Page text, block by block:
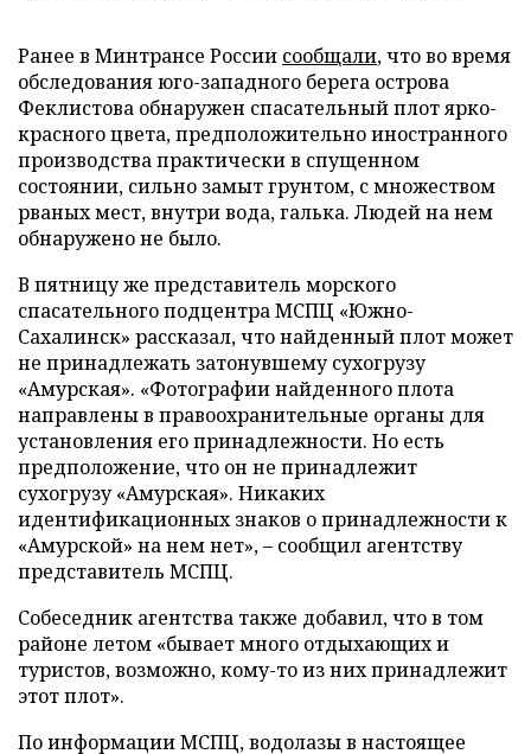
Ранее в Минтрансе России сообщали, что во время
обследования юго-западного берега острова
Феклистова обнаружен спасательный плот ярко-
красного цвета, предположительно иностранного
производства практически в спущенном
состоянии, сильно замыт грунтом, с множеством
рваных мест, внутри вода, галька. Людей на нем
обнаружено не было.
В пятницу же представитель морского
спасательного подцентра МСПЦ «Южно-
Сахалинск» рассказал, что найденный плот может
не принадлежать затонувшему сухогрузу
«Амурская». «Фотографии найденного плота
направлены в правоохранительные органы для
установления его принадлежности. Но есть
предположение, что он не принадлежит
сухогрузу «Амурская». Никаких
идентификационных знаков о принадлежности к
«Амурской» на нем нет», – сообщил агентству
представитель МСПЦ.
Собеседник агентства также добавил, что в том
районе летом «бывает много отдыхающих и
туристов, возможно, кому-то из них принадлежит
этот плот».
По информации МСПЦ, водолазы в настоящее